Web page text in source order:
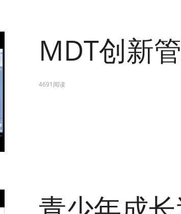
MDT创新
4691阅读